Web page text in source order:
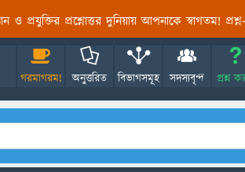
ও প্রযুক্তির প্রশ্নোত্তর দুনিয়ায় আপনাকে স্বাগতম!
গরমাগরম! অনুত্তরিত বিভাগসমূহ সদস্যবৃন্দ প্রশ্ন